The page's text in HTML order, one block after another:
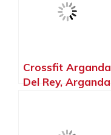
Crossfit Arganda
Del Rey, Arganda